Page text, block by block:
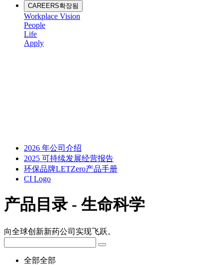
CAREERS확장됨
Workplace Vision
People
Life
Apply
2026 年公司介绍
2025 可持续发展经营报告
环保品牌LETZero产品手册
CI Logo
产品目录 - 生命科学
向全球创新新药公司实现飞跃。
全部全部